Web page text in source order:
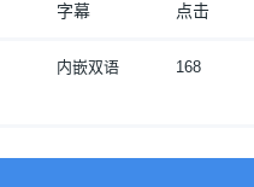
字幕 点击
内嵌双语 168